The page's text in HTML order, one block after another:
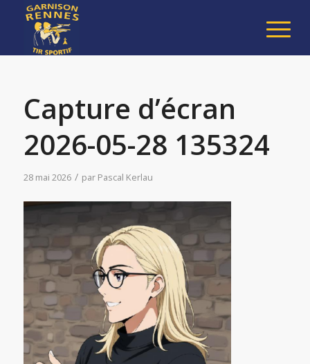
Capture d’écran
2026-05-28 135324
28 mai 2026 / par Pascal Kerlau